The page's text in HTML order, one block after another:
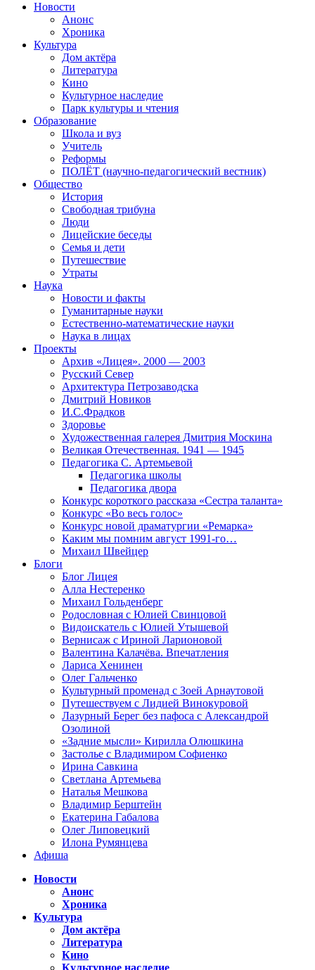
Новости
Анонс
Хроника
Культура
Дом актёра
Литература
Кино
Культурное наследие
Парк культуры и чтения
Образование
Школа и вуз
Учитель
Реформы
ПОЛЁТ (научно-педагогический вестник)
Общество
История
Свободная трибуна
Люди
Лицейские беседы
Семья и дети
Путешествие
Утраты
Наука
Новости и факты
Гуманитарные науки
Естественно-математические науки
Наука в лицах
Проекты
Архив «Лицея». 2000 — 2003
Русский Север
Архитектура Петрозаводска
Дмитрий Новиков
И.С.Фрадков
Здоровье
Художественная галерея Дмитрия Москина
Великая Отечественная. 1941 — 1945
Педагогика С. Артемьевой
Педагогика школы
Педагогика двора
Конкурс короткого рассказа «Сестра таланта»
Конкурс «Во весь голос»
Конкурс новой драматургии «Ремарка»
Каким мы помним август 1991-го…
Михаил Швейцер
Блоги
Блог Лицея
Алла Нестеренко
Михаил Гольденберг
Родословная с Юлией Свинцовой
Видоискатель с Юлией Утышевой
Вернисаж с Ириной Ларионовой
Валентина Калачёва. Впечатления
Лариса Хенинен
Олег Гальченко
Культурный променад с Зоей Арнаутовой
Путешествуем с Лидией Винокуровой
Лазурный Берег без пафоса с Александрой
Озолиной
«Задние мысли» Кирилла Олюшкина
Застолье с Владимиром Софиенко
Ирина Савкина
Светлана Артемьева
Наталья Мешкова
Владимир Берштейн
Екатерина Габалова
Олег Липовецкий
Илона Румянцева
Афиша
Новости
Анонс
Хроника
Культура
Дом актёра
Литература
Кино